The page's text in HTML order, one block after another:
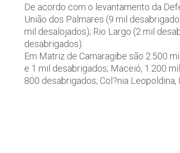
De acordo com o levantamento da
União dos Palmares (9 mil
mil desalojados); Rio Largo (2 mil
desabrigados).
Em Matriz de Camaragibe são 2.500
e 1 mil desabrigados; Maceió, 1.200
800 desabrigados; Col?nia